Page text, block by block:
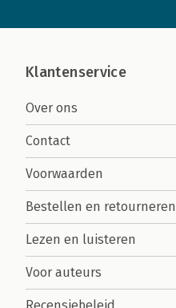
Klantenservice
Over ons
Contact
Voorwaarden
Bestellen en retourneren
Lezen en luisteren
Voor auteurs
Recensiebeleid